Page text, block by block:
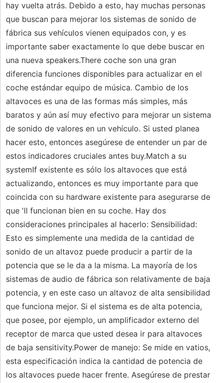
hay vuelta atrás. Debido a esto, hay muchas personas
que buscan para mejorar los sistemas de sonido de
fábrica sus vehículos vienen equipados con, y es
importante saber exactamente lo que debe buscar en
una nueva speakers.There coche son una gran
diferencia funciones disponibles para actualizar en el
coche estándar equipo de música. Cambio de los
altavoces es una de las formas más simples, más
baratos y aún así muy efectivo para mejorar un sistema
de sonido de valores en un vehículo. Si usted planea
hacer esto, entonces asegúrese de entender un par de
estos indicadores cruciales antes buy.Match a su
systemIf existente es sólo los altavoces que está
actualizando, entonces es muy importante para que
coincida con su hardware existente para asegurarse de
que 'll funcionan bien en su coche. Hay dos
consideraciones principales al hacerlo: Sensibilidad:
Esto es simplemente una medida de la cantidad de
sonido de un altavoz puede producir a partir de la
potencia que se le da a la misma. La mayoría de los
sistemas de audio de fábrica son relativamente de baja
potencia, y en este caso un altavoz de alta sensibilidad
que funciona mejor. Si el sistema es de alta potencia,
que posee, por ejemplo, un amplificador externo del
receptor de marca que usted desea ir para altavoces
de baja sensitivity.Power de manejo: Se mide en vatios,
esta especificación indica la cantidad de potencia de
los altavoces puede hacer frente. Asegúrese de prestar